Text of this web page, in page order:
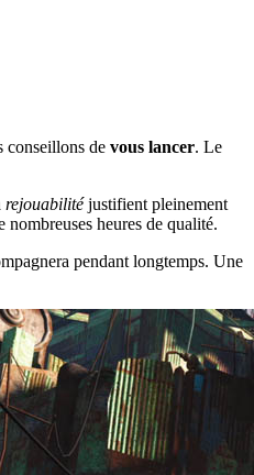
conseillons de vous lancer. Le
rejouabilitéjustifient pleinement
nombreuses heures de qualité.
pendant longtemps. Une